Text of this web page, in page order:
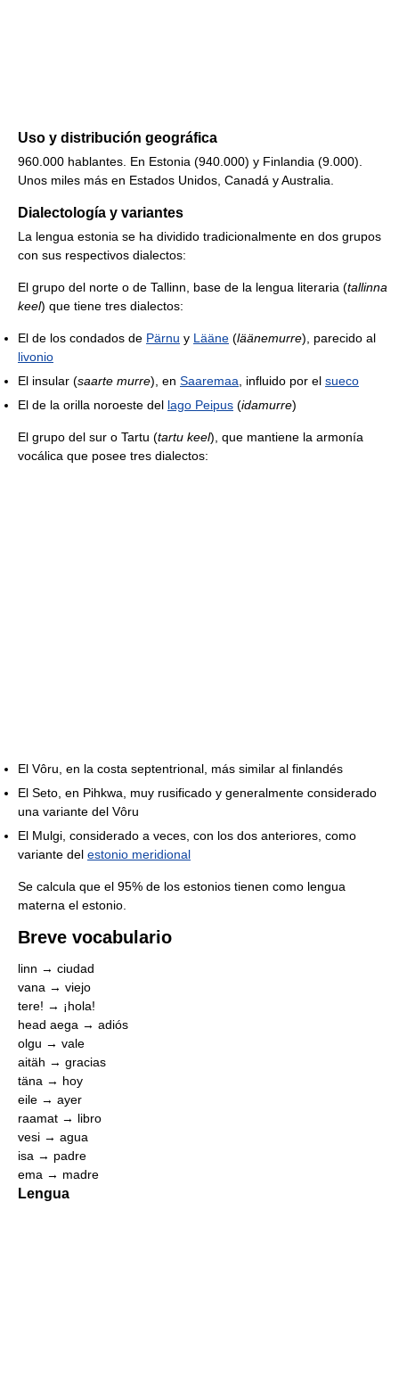
Uso y distribución geográfica
960.000 hablantes. En Estonia (940.000) y Finlandia (9.000).
Unos miles más en Estados Unidos, Canadá y Australia.
Dialectología y variantes
La lengua estonia se ha dividido tradicionalmente en dos grupos
con sus respectivos dialectos:
El grupo del norte o de Tallinn, base de la lengua literaria (tallinna
keel) que tiene tres dialectos:
El de los condados de Pärnu y Lääne (läänemurre), parecido al
livonio
El insular (saarte murre), en Saaremaa , influido por el sueco
El de la orilla noroeste del lago Peipus (idamurre)
El grupo del sur o Tartu (tartu keel), que mantiene la armonía
vocálica que posee tres dialectos:
El Vôru, en la costa septentrional, más similar al finlandés
El Seto, en Pihkwa, muy rusificado y generalmente considerado
una variante del Vôru
El Mulgi, considerado a veces, con los dos anteriores, como
variante del estonio meridional
Se calcula que el 95% de los estonios tienen como lengua
materna el estonio.
Breve vocabulario
linn → ciudad
vana → viejo
tere! → ¡hola!
head aega → adiós
olgu → vale
aitäh → gracias
täna → hoy
eile → ayer
raamat → libro
vesi → agua
isa → padre
ema → madre
Lengua